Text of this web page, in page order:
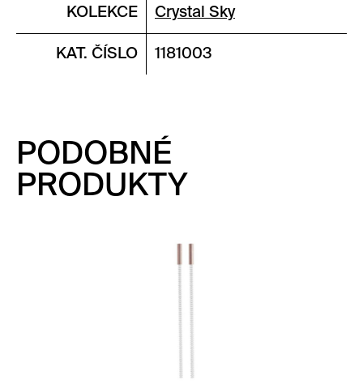
KOLEKCE Crystal Sky
KAT. ČÍSLO 1181003
PODOBNÉ
PRODUKTY